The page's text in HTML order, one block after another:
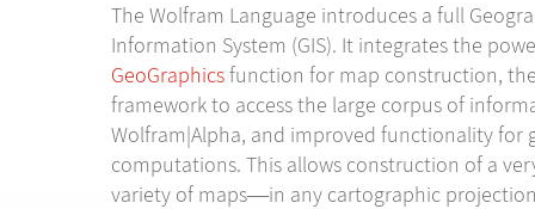
The Wolfram Language introduces a full
Information System (GIS). It integrates the
GeoGraphicsfunction for map construction,
framework to access the large corpus of
Wolfram|Alpha, and improved functionality for
computations. This allows construction of a
variety of maps—in any cartographic